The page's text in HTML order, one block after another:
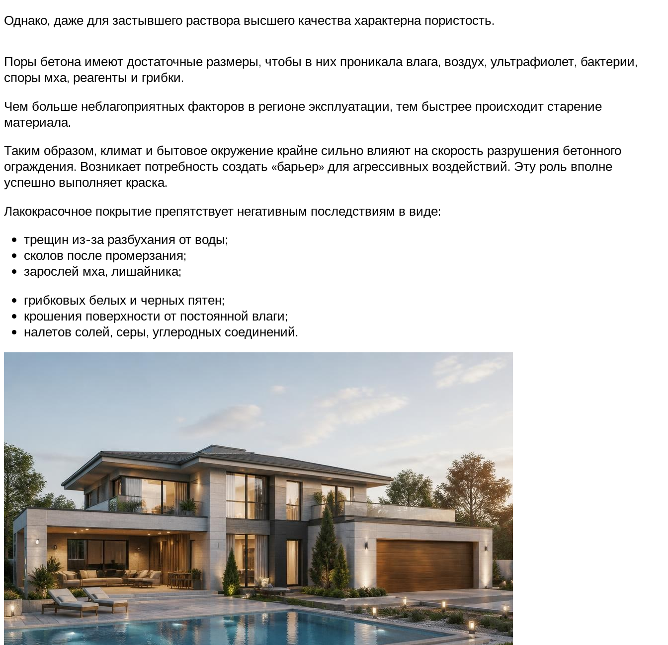
Однако, даже для застывшего раствора высшего качества характерна пористость.
Поры бетона имеют достаточные размеры, чтобы в них проникала влага, воздух, ультрафиолет, бактерии,
споры мха, реагенты и грибки.
Чем больше неблагоприятных факторов в регионе эксплуатации, тем быстрее происходит старение
материала.
Таким образом, климат и бытовое окружение крайне сильно влияют на скорость разрушения бетонного
ограждения. Возникает потребность создать «барьер» для агрессивных воздействий. Эту роль вполне
успешно выполняет краска.
Лакокрасочное покрытие препятствует негативным последствиям в виде:
трещин из-за разбухания от воды;
сколов после промерзания;
зарослей мха, лишайника;
грибковых белых и черных пятен;
крошения поверхности от постоянной влаги;
налетов солей, серы, углеродных соединений.